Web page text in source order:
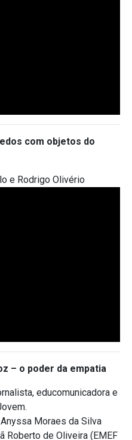
com objetos do
e Rodrigo Olivério
– o poder da empatia
educomunicadora e
Moraes da Silva
Roberto de Oliveira (EMEF